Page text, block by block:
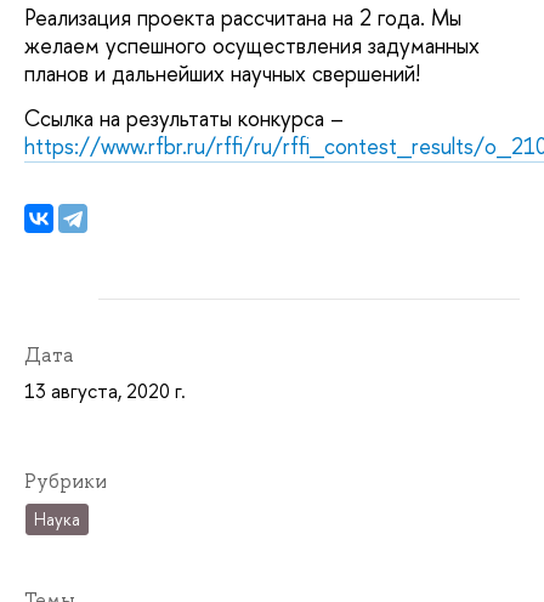
Реализация проекта рассчитана на 2 года. Мы
желаем успешного осуществления задуманных
планов и дальнейших научных свершений!
Ссылка на результаты конкурса –
https://www.rfbr.ru/rffi/ru/rffi_contest_results/
Дата
13 августа, 2020 г.
Рубрики
Наука